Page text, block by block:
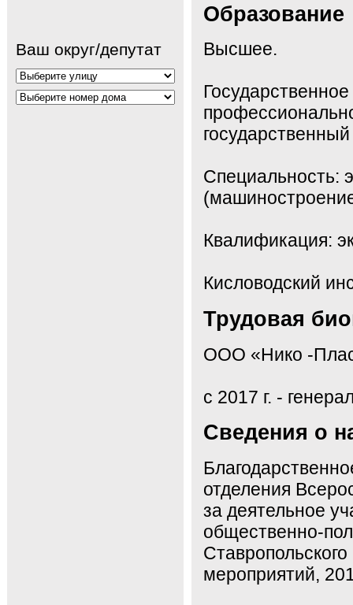
Ваш округ/депутат
Образование
Высшее.
Специальность:
Квалификация:
Кисловодский
Трудовая
ООО «Нико -
с 2017 г. -
Сведения о
отделения
за деятельное
общественно-
мероприятий,